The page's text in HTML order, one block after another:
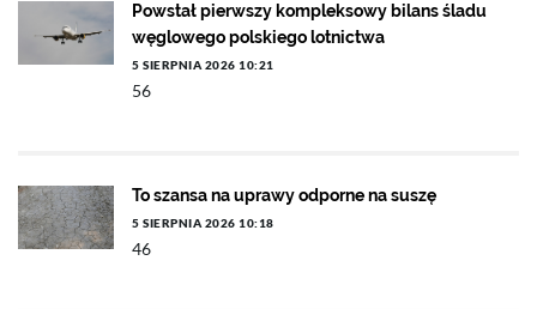
Powstał pierwszy kompleksowy bilans śladu
węglowego polskiego lotnictwa
5 SIERPNIA 2026 10:21
56
To szansa na uprawy odporne na suszę
5 SIERPNIA 2026 10:18
46